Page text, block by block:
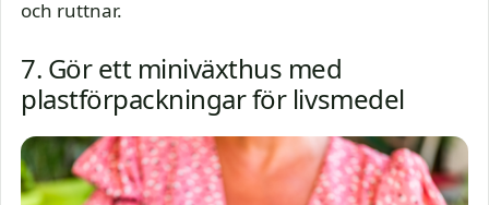
och ruttnar.
7. Gör ett miniväxthus med
plastförpackningar för livsmedel